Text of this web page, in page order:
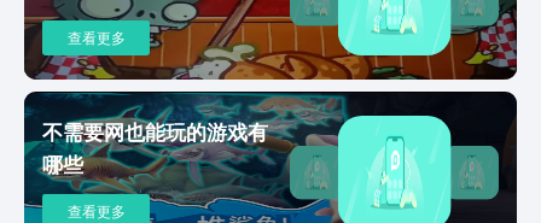
查看更多
不需要网也能玩的游戏有
哪些
查看更多